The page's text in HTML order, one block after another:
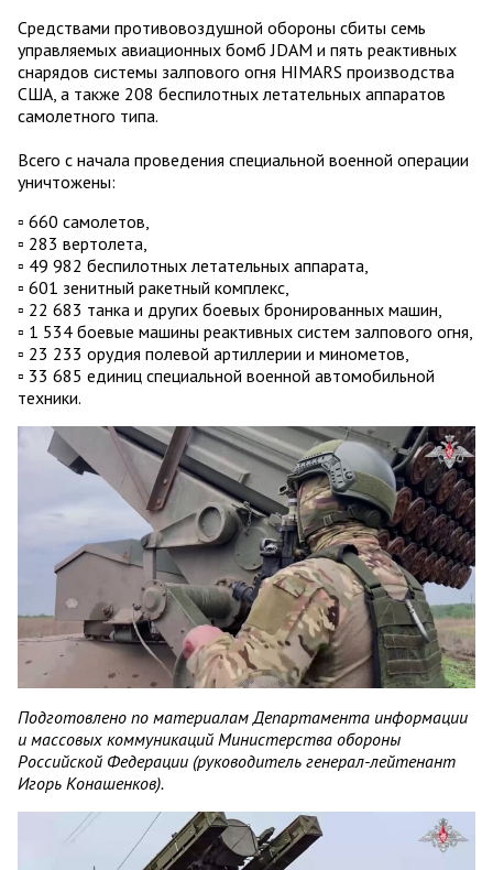
Средствами противовоздушной обороны сбиты семь
управляемых авиационных бомб JDAM и пять реактивных
снарядов системы залпового огня HIMARS производства
США, а также 208 беспилотных летательных аппаратов
самолетного типа.
Всего с начала проведения специальной военной операции
уничтожены:
▫️ 660 самолетов,
▫️ 283 вертолета,
▫️ 49 982 беспилотных летательных аппарата,
▫️ 601 зенитный ракетный комплекс,
▫️ 22 683 танка и других боевых бронированных машин,
▫️ 1 534 боевые машины реактивных систем залпового огня,
▫️ 23 233 орудия полевой артиллерии и минометов,
▫️ 33 685 единиц специальной военной автомобильной
техники.
Подготовлено по материалам Департамента информации
и массовых коммуникаций Министерства обороны
Российской Федерации (руководитель генерал-лейтенант
Игорь Конашенков).